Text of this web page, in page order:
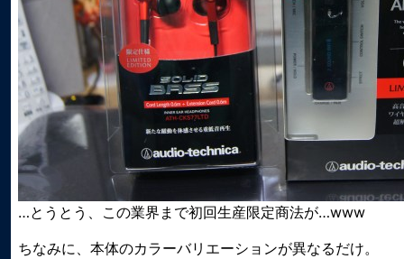
…とうとう、この業界まで初回生産限定商法が…www
ちなみに、本体のカラーバリエーションが異なるだけ。